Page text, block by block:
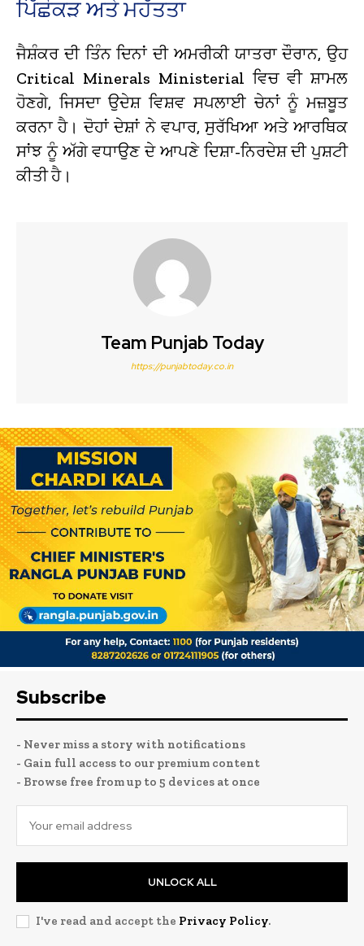
ਪਿੱਛੋਕੜ ਅਤੇ ਮਹੱਤਤਾ
ਜੈਸ਼ੰਕਰ ਦੀ ਤਿੰਨ ਦਿਨਾਂ ਦੀ ਅਮਰੀਕੀ ਯਾਤਰਾ ਦੌਰਾਨ, ਉਹ
Critical Minerals Ministerial ਵਿਚ ਵੀ ਸ਼ਾਮਲ
ਹੋਣਗੇ, ਜਿਸਦਾ ਉਦੇਸ਼ ਵਿਸ਼ਵ ਸਪਲਾਈ ਚੇਨਾਂ ਨੂੰ ਮਜ਼ਬੂਤ
ਕਰਨਾ ਹੈ। ਦੋਹਾਂ ਦੇਸ਼ਾਂ ਨੇ ਵਪਾਰ, ਸੁਰੱਖਿਆ ਅਤੇ ਆਰਥਿਕ
ਸਾਂਝ ਨੂੰ ਅੱਗੇ ਵਧਾਉਣ ਦੇ ਆਪਣੇ ਦਿਸ਼ਾ-ਨਿਰਦੇਸ਼ ਦੀ ਪੁਸ਼ਟੀ
ਕੀਤੀ ਹੈ।
Team Punjab Today
https://punjabtoday.co.in
Subscribe
- Never miss a story with notifications
- Gain full access to our premium content
- Browse free from up to 5 devices at once
UNLOCK ALL
I've read and accept the Privacy Policy.